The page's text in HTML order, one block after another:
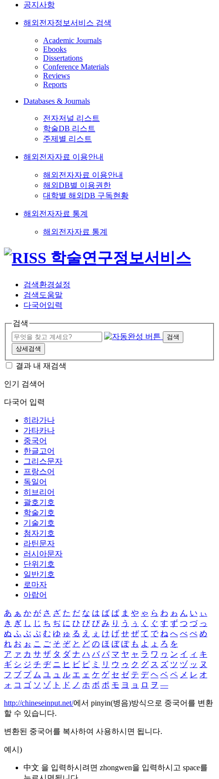
공지사항
해외전자정보서비스 검색
Academic Journals
Ebooks
Dissertations
Conference Materials
Reviews
Reports
Databases & Journals
전자저널 리스트
학술DB 리스트
주제별 리스트
해외전자자료 이용안내
해외전자자료 이용안내
해외DB별 이용권한
대학별 해외DB 구독현황
해외전자자료 통계
해외전자자료 통계
검색환경설정
검색도움말
다국어입력
검색
검색
상세검색
결과 내 재검색
인기 검색어
다국어 입력
히라가나
가타카나
중국어
한글고어
그리스문자
프랑스어
독일어
히브리어
괄호기호
학술기호
기술기호
첨자기호
라틴문자
러시아문자
단위기호
일반기호
로마자
아랍어
あ ぁ か が さ ざ た だ な は ば ぱ ま や ゃ ら わ ゎ ん い ぃ
き ぎ し じ ち ぢ に ひ び ぴ み り う ぅ く ぐ す ず つ づ っ
ぬ ふ ぶ ぷ む ゆ ゅ る え ぇ け げ せ ぜ て で ね へ べ ぺ め
れ お ぉ こ ご そ ぞ と ど の ほ ぼ ぽ も よ ょ ろ を
ア ァ カ サ ザ タ ダ ナ ハ バ パ マ ヤ ャ ラ ワ ヮ ン イ ィ キ
ギ シ ジ チ ヂ ニ ヒ ビ ピ ミ リ ウ ゥ ク グ ス ズ ツ ヅ ッ ヌ
フ ブ プ ム ユ ュ ル エ ェ ケ ゲ セ ゼ テ デ ヘ ベ ペ メ レ オ
ォ コ ゴ ソ ゾ ト ド ノ ホ ボ ポ モ ヨ ョ ロ ヲ ―
http://chineseinput.net/에서 pinyin(병음)방식으로 중국어를 변환
할 수 있습니다.
변환된 중국어를 복사하여 사용하시면 됩니다.
예시)
中文 을 입력하시려면 zhongwen을 입력하시고 space를